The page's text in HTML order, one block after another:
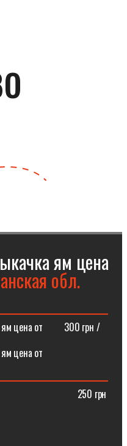
ям цена
обл.
ям цена от⠀⠀⠀300 грн /
цена от
грн